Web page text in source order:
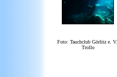
Foto: Tauchclub Görlitz e. V.,
Trollo